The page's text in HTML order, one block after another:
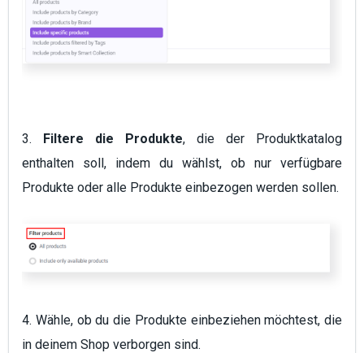
3. Filtere die Produkte, die der Produktkatalog
enthalten soll, indem du wählst, ob nur verfügbare
Produkte oder alle Produkte einbezogen werden sollen.
4. Wähle, ob du die Produkte einbeziehen möchtest, die
in deinem Shop verborgen sind.